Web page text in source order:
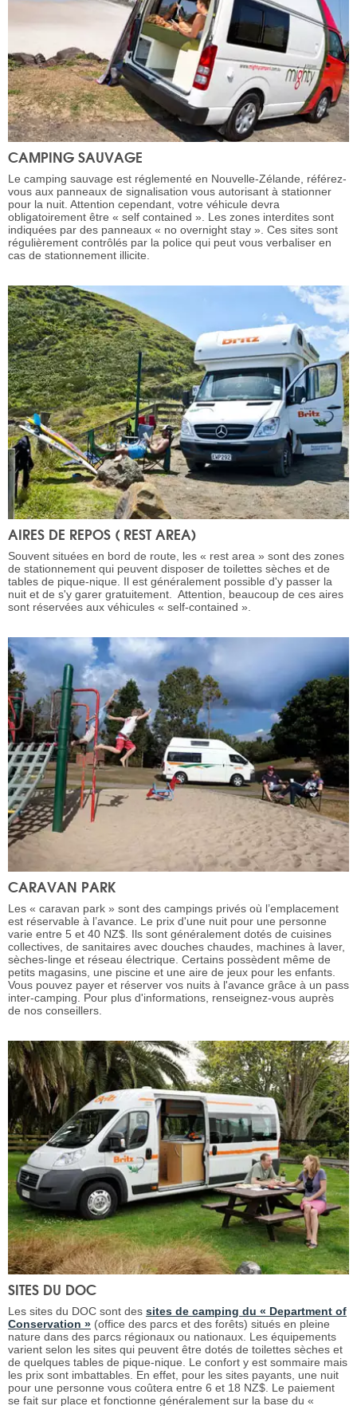
CAMPING SAUVAGE
Le camping sauvage est réglementé en Nouvelle-Zélande, référez-
vous aux panneaux de signalisation vous autorisant à stationner
pour la nuit. Attention cependant, votre véhicule devra
obligatoirement être « self contained ». Les zones interdites sont
indiquées par des panneaux « no overnight stay ». Ces sites sont
régulièrement contrôlés par la police qui peut vous verbaliser en
cas de stationnement illicite.
AIRES DE REPOS ( REST AREA)
Souvent situées en bord de route, les « rest area » sont des zones
de stationnement qui peuvent disposer de toilettes sèches et de
tables de pique-nique. Il est généralement possible d'y passer la
nuit et de s'y garer gratuitement. Attention, beaucoup de ces aires
sont réservées aux véhicules « self-contained ».
CARAVAN PARK
Les « caravan park » sont des campings privés où l’emplacement
est réservable à l’avance. Le prix d'une nuit pour une personne
varie entre 5 et 40 NZ$. Ils sont généralement dotés de cuisines
collectives, de sanitaires avec douches chaudes, machines à laver,
sèches-linge et réseau électrique. Certains possèdent même de
petits magasins, une piscine et une aire de jeux pour les enfants.
Vous pouvez payer et réserver vos nuits à l'avance grâce à un pass
inter-camping. Pour plus d'informations, renseignez-vous auprès
de nos conseillers.
SITES DU DOC
Les sites du DOC sont des sites de camping du « Department of
Conservation » (office des parcs et des forêts) situés en pleine
nature dans des parcs régionaux ou nationaux. Les équipements
varient selon les sites qui peuvent être dotés de toilettes sèches et
de quelques tables de pique-nique. Le confort y est sommaire mais
les prix sont imbattables. En effet, pour les sites payants, une nuit
pour une personne vous coûtera entre 6 et 18 NZ$. Le paiement
se fait sur place et fonctionne généralement sur la base du «